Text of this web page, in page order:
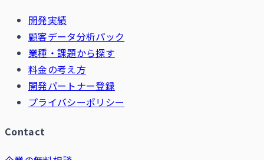
開発実績
顧客データ分析パック
業種・課題から探す
料金の考え方
開発パートナー登録
プライバシーポリシー
Contact